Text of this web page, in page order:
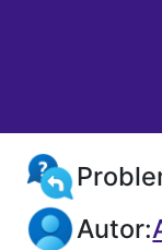
Autor: